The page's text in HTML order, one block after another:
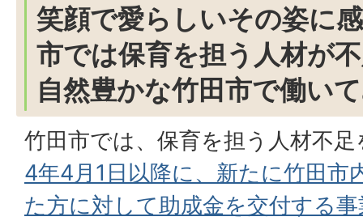
笑顔で愛らしいその姿に
市では保育を担う人材が
自然豊かな竹田市で働い
竹田市では、保育を担う人材不
4年4月1日以降に、新たに竹田市
た方に対して助成金を交付する